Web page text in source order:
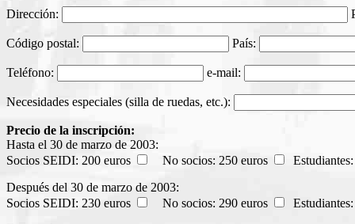
Dirección:
Código postal: País:
Teléfono: e-mail:
Necesidades especiales (silla de ruedas, etc.):
Precio de la inscripción:
Hasta el 30 de marzo de 2003:
Socios SEIDI: 200 euros
No socios: 250 euros
Después del 30 de marzo de 2003:
Socios SEIDI: 230 euros
No socios: 290 euros